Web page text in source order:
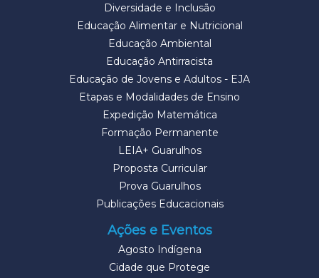
Diversidade e Inclusão
Educação Alimentar e Nutricional
Educação Ambiental
Educação Antirracista
Educação de Jovens e Adultos - EJA
Etapas e Modalidades de Ensino
Expedição Matemática
Formação Permanente
LEIA+ Guarulhos
Proposta Curricular
Prova Guarulhos
Publicações Educacionais
Ações e Eventos
Agosto Indígena
Cidade que Protege